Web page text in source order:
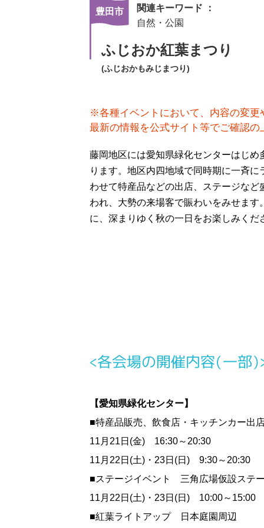
豊田市
関連キーワード ：
自然・公園
ふじおか紅葉まつり
(ふじおかもみじまつり)
※各種イベントにおいて、内容の変更
最新の情報を公式サイト等でご確認
藤岡地区には愛知県緑化センターはじめ
ります。地区内四地域で同時期に一斉に
わせて特産品などの出店、ステージなど
われ、大勢の来場客で賑わいをみせます
に、深まりゆく秋の一日をお楽しみくだ
<各会場の開催内容(一部
【愛知県緑化センター】
■特産品販売、飲食店・キッチンカー出
11月21日(金) 16:30～20:30
11月22日(土)・23日(日) 9:30～20:30
■ステージイベント 三角広場仮設ステ
11月22日(土)・23日(日) 10:00～15:00
■紅葉ライトアップ 日本庭園周辺